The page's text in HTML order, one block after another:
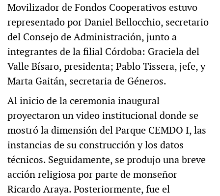
Movilizador de Fondos Cooperativos estuvo
representado por Daniel Bellocchio, secretario
del Consejo de Administración, junto a
integrantes de la filial Córdoba: Graciela del
Valle Bísaro, presidenta; Pablo Tissera, jefe, y
Marta Gaitán, secretaria de Géneros.
Al inicio de la ceremonia inaugural
proyectaron un video institucional donde se
mostró la dimensión del Parque CEMDO I, las
instancias de su construcción y los datos
técnicos. Seguidamente, se produjo una breve
acción religiosa por parte de monseñor
Ricardo Araya. Posteriormente, fue el